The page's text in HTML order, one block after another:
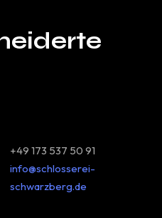
+49 173 537 50 91
info@schlosserei-
schwarzberg.de